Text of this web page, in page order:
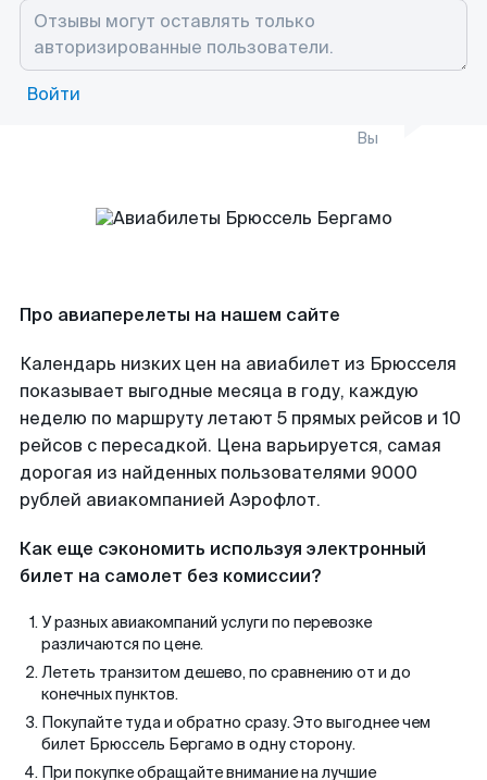
Войти
Вы
Про авиаперелеты на нашем сайте
Календарь низких цен на авиабилет из Брюсселя
показывает выгодные месяца в году, каждую
неделю по маршруту летают 5 прямых рейсов и 10
рейсов с пересадкой. Цена варьируется, самая
дорогая из найденных пользователями 9000
рублей авиакомпанией Аэрофлот.
Как еще сэкономить используя электронный
билет на самолет без комиссии?
У разных авиакомпаний услуги по перевозке
различаются по цене.
Лететь транзитом дешево, по сравнению от и до
конечных пунктов.
Покупайте туда и обратно сразу. Это выгоднее чем
билет Брюссель Бергамо в одну сторону.
При покупке обращайте внимание на лучшие